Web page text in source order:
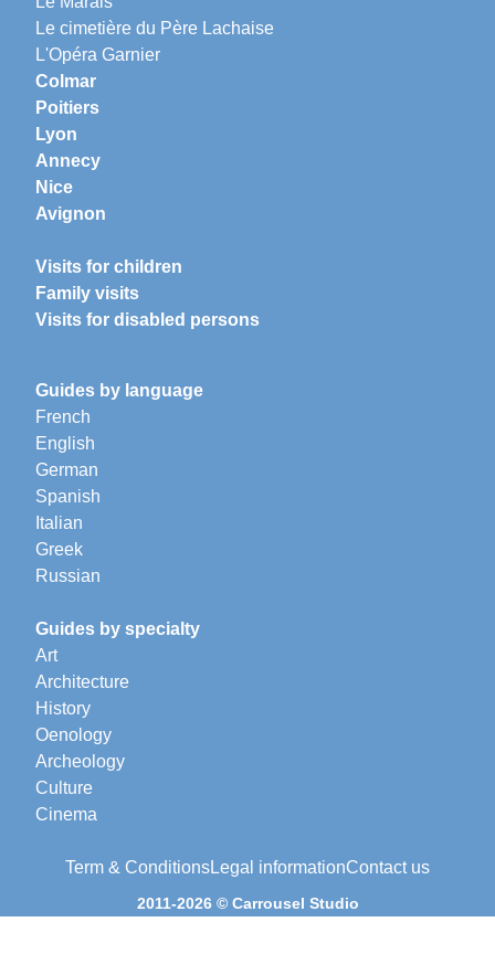
Le cimetière du Père Lachaise
L'Opéra Garnier
Colmar
Poitiers
Lyon
Annecy
Nice
Avignon
Visits for children
Family visits
Visits for disabled persons
Guides by language
French
English
German
Spanish
Italian
Greek
Russian
Guides by specialty
Art
Architecture
History
Oenology
Archeology
Culture
Cinema
Term & ConditionsLegal informationContact us
2011-2026 © Carrousel Studio